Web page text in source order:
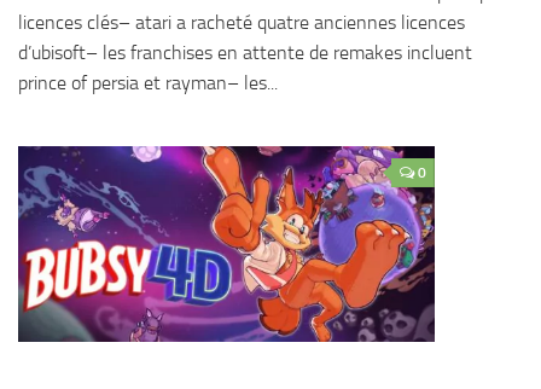
licences clés– atari a racheté quatre anciennes licences
d’ubisoft– les franchises en attente de remakes incluent
prince of persia et rayman– les...
0